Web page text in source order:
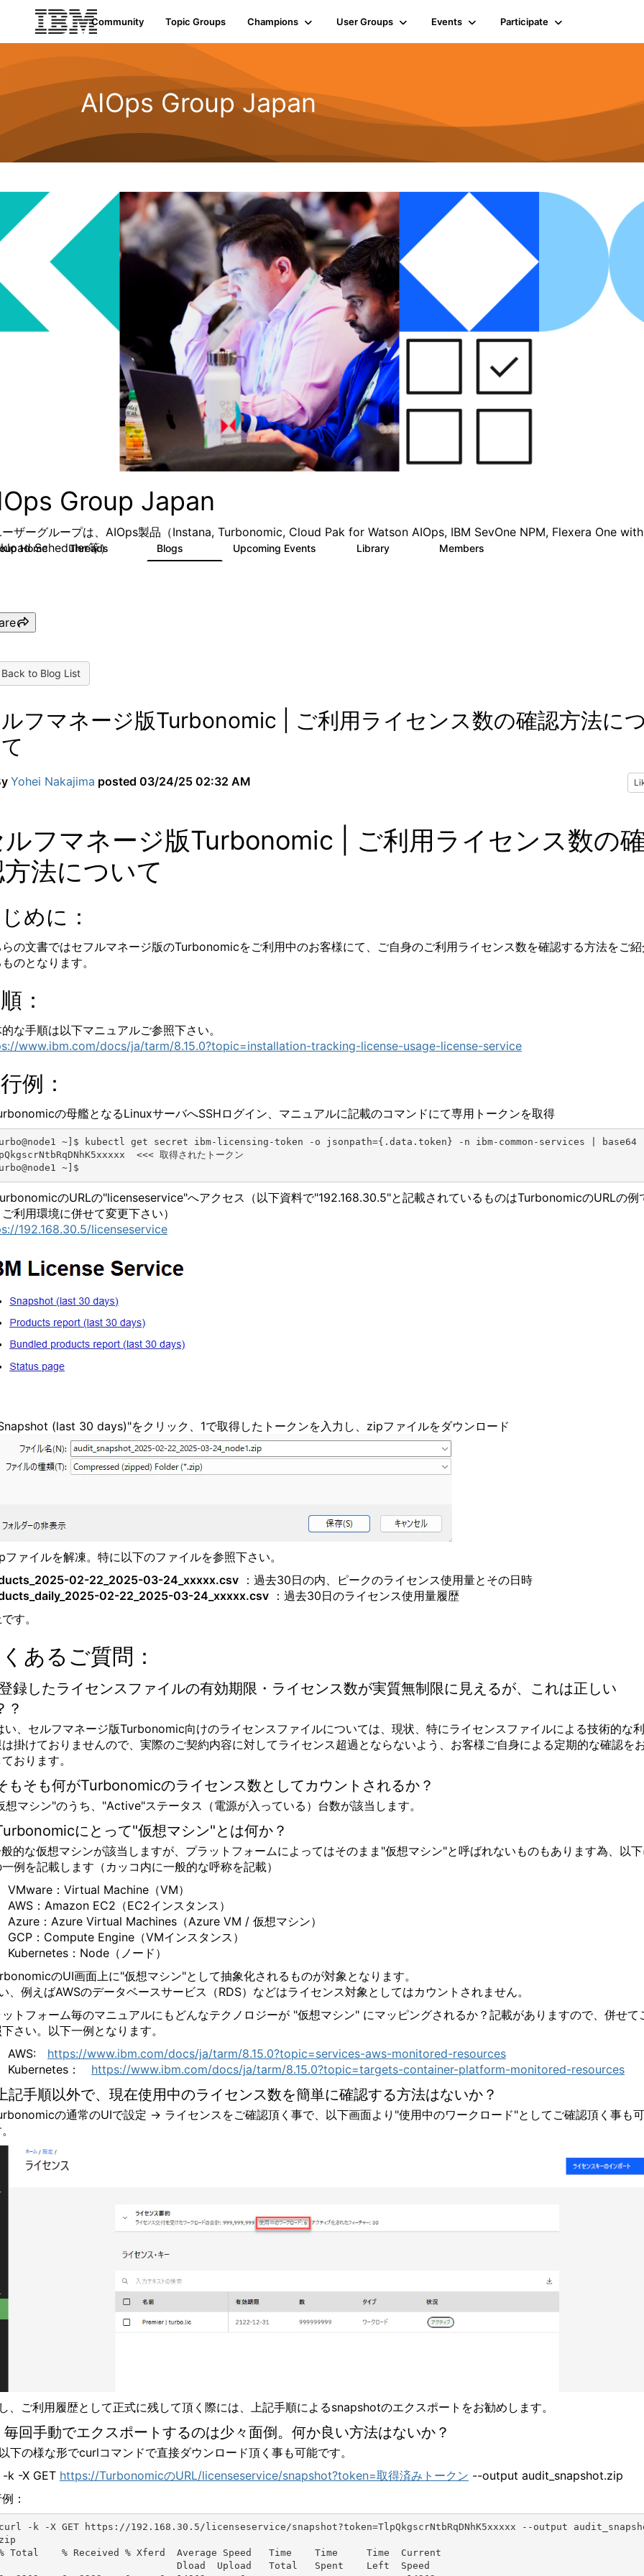
Community Topic Groups Champions User Groups Events Participate
AIOps Group Japan
Group Japan
ーザーグループは、AIOps製品（Instana, Turbonomic, Cloud Pak for Watson AIOps, IBM SevOne NPM, Flexera One
Scheduler等）
Home Threads Blogs Upcoming Events Library Members
to Blog List
フマネージ版Turbonomic | ご利用ライセンス数の確認方法に
Yohei Nakajima posted 03/24/25 02:32 AM
フマネージ版Turbonomic | ご利用ライセンス数の
法について
めに：
の文書ではセフルマネージ版のTurbonomicをご利用中のお客様にて、ご自身のご利用ライセンス数を確認する方法をご
のとなります。
：
な手順は以下マニュアルご参照下さい。
www.ibm.com/docs/ja/tarm/8.15.0?topic=installation-tracking-license-usage-license-service
例：
の母艦となるLinuxサーバへSSHログイン、マニュアルに記載のコマンドにて専用トークンを取得
~]$ kubectl get secret ibm-licensing-token -o jsonpath={.data.token} -n ibm-common-services | base64
<<< 取得されたトークン
のURLの"licenseservice"へアクセス（以下資料で"192.168.30.5"と記載されているものはTurbonomicのURLの例
利用環境に併せて変更下さい）
192.168.30.5/licenseservice
(last 30 days)"をクリック、1で取得したトークンを入力し、zipファイルをダウンロード
ファイルを解凍。特に以下のファイルを参照下さい。
02-22_2025-03-24_xxxxx.csv
：過去30日の内、ピークのライセンス使用量とその日時
02-22_2025-03-24_xxxxx.csv ：過去30日のライセンス使用量履歴
す。
あるご質問：
録したライセンスファイルの有効期限・ライセンス数が実質無制限に見えるが、これは正しい
？
い、セルフマネージ版Turbonomic向けのライセンスファイルについては、現状、特にライセンスファイルによる技術的な
掛けておりませんので、実際のご契約内容に対してライセンス超過とならないよう、お客様ご自身による定期的な確認を
おります。
もそも何がTurbonomicのライセンス数としてカウントされるか？
想マシン"のうち、"Active"ステータス（電源が入っている）台数が該当します。
にとって"仮想マシン"とは何か？
的な仮想マシンが該当しますが、プラットフォームによってはそのまま"仮想マシン"と呼ばれないものもあります為、以
例を記載します（カッコ内に一般的な呼称を記載）
VMware：Virtual Machine（VM）
AWS：Amazon EC2（EC2インスタンス）
Azure：Azure Virtual Machines（Azure VM / 仮想マシン）
GCP：Compute Engine（VMインスタンス）
Kubernetes：Node（ノード）
のUI画面上に"仮想マシン"として抽象化されるものが対象となります。
、例えばAWSのデータベースサービス（RDS）などはライセンス対象としてはカウントされません。
トフォーム毎のマニュアルにもどんなテクノロジーが "仮想マシン" にマッピングされるか？記載がありますので、併せて
さい。以下一例となります。
AWS: https://www.ibm.com/docs/ja/tarm/8.15.0?topic=services-aws-monitored-resources
Kubernetes： https://www.ibm.com/docs/ja/tarm/8.15.0?topic=targets-container-platform-monitored-resources
記手順以外で、現在使用中のライセンス数を簡単に確認する方法はないか？
の通常のUIで設定 -> ライセンスをご確認頂く事で、以下画面より"使用中のワークロード"としてご確認頂く事も
、ご利用履歴として正式に残して頂く際には、上記手順によるsnapshotのエクスポートをお勧めします。
毎回手動でエクスポートするのは少々面倒。何か良い方法はないか？
下の様な形でcurlコマンドで直接ダウンロード頂く事も可能です。
k -X GET https://TurbonomicのURL/licenseservice/snapshot?token=取得済みトークン --output audit_snapshot.zip
：
-k -X GET https://192.168.30.5/licenseservice/snapshot?token=TlpQkgscrNtbRqDNhK5xxxxx --output